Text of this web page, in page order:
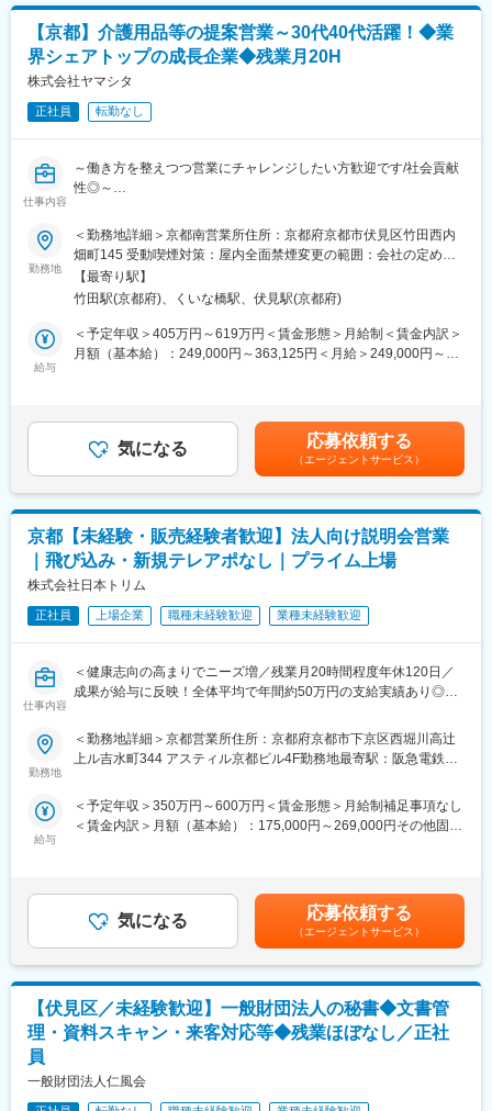
◎医療機関の中核業務を支える臨床検査情報システムの導入に携
わり、専門性の高いエキスパートとして成長することができま
す。
◎立ち上げフェーズにある新規事業の中核メンバーとして関われ
るため、役割や仕組みづくりにも主体的に参画できます。決めら
れた業務をこなすだけでなく、事業の成長を肌で感じられる環境
変更の範囲：会社の定める業務
・販売戦略立案、マーケット分析、展示会等の企画・立案・実行
（マーケティング担当の支援業務）
■組織について：
任せ致します。
・20～40代の社員4名が在籍、平均年齢は30代半ば
■当社について：
ユーロフィン分析科学研究所は、研究から生産までのあらゆる医
ンを提供しています。三極の GMP 規制要件に適合する品質シス
テムのもと、低分子医薬品ならびにバイオ医薬品に対する試験法
開発、バリデーション、各種品質試験、安定性試験などの受託サ
ービスを30 年にわたり手がけてきました。
は、お客様からの信頼のもと、保管、品質確認、生産工場への提
供など、総合的に管理するサービスを提供し続けています。
【京都】介護用品等の提案営業～30代40代活躍！◆業
界シェアトップの成長企業◆残業月20H
株式会社ヤマシタ
正社員 転勤なし
仕事内容
～働き方を整えつつ営業にチャレンジしたい方歓迎です/社会貢献
性◎～
介護用品等の提供を行うケアマネージャーに対する提案をお任せ
します。
ケアマネジャーや実際に介護用品を使用する個人のお客様との信
頼関係を構築していただき、顧客も気づいていないニーズを発掘
していただきます。
生成AIを活用した営業活動で業務を効率化。更には、ケア→予防
にシフトした提案などの競合にはない取り組みを実施していま
す。
月次での訪問計画を策定して1日3件の商談を実施。
具体的には…
・利用者様宅へ訪問し利用状況の確認、ケアマネへ状況や変更点
・商品勉強会等で接点を確保した新規顧客の開拓
■就業環境：
営業組織は平均残業時間が20時間となっています。また休日は携
めメリハリをつけながら働くことができる環境です。
■フォロー体制
■評価制度
各グレードごとにスキル項目を設定し売上目標の達成率だけでは
機会が年4回あるため、頑張りや実績で早期にマネジメントへも挑
戦できる環境となっています。
未経験から2年でリーダー、9年で複数営業所を統括するブロック
長など、営業としてのスキルアップだけでなく、マネジメントへ
績も多数あり。
・生成AIを活用し業務効率化を実現！チーム制営業で働きやす
く、且つ質の高いサービスを提供
能
・社会貢献性の高い介護業界にてトップ級シェア！売上も右肩上
がり。2030年に業界No.1になることを目指して全国で増員募集
変更の範囲：会社の定める業務
勤務地
＜勤務地詳細＞京都南営業所住所：京都府京都市伏見区竹田西内
畑町145 受動喫煙対策：屋内全面禁煙変更の範囲：会社の定める
事業所
【最寄り駅】
竹田駅(京都府)、くいな橋駅、伏見駅(京都府)
給与
＜予定年収＞405万円～619万円＜賃金形態＞月給制＜賃金内訳＞
月額（基本給）：249,000円～363,125円＜月給＞249,000円～
収・営業リーダー：入社3年目625万（月給36万＋賞与＋諸手
当）・所長：入社5年目760万（月給44万＋賞与＋諸手当）賃金は
あくまでも目安の金額であり、選考を通じて上下する可能性があ
ります。月給(月額)は固定手当を含めた表記です。
気になる 応募依頼する
（エージェントサービス）
京都【未経験・販売経験者歓迎】法人向け説明会営業
｜飛び込み・新規テレアポなし｜プライム上場
株式会社日本トリム
正社員 上場企業 職種未経験歓迎 業種未経験歓迎
仕事内容
＜健康志向の高まりでニーズ増／残業月20時間程度年休120日／
成果が給与に反映！全体平均で年間約50万円の支給実績あり◎＞
【仕事の内容】
当社は、東証プライム上場の電解水素水整水器メーカーです。
今回募集するのは、法人企業の従業員様向けに製品説明会・体験
新規飛び込みや無作為なテレアポではなく、代理店からの紹介先
やお問い合わせのあった法人様が中心です。
入アップを目指せる環境です。
【求人ポイント◎】
■未経験の方も歓迎です。異業種・営業未経験から入社された方も
多数活躍中です。※入社直後からトレーナーが1名つきます。商品
説明のトーク練習や営業同行を行います。
■成績等に応じて若くしてのキャリアアップが可能です。(30代で
の支店長登用実績多数あり)
す。
全体平均で年間約50万円の支給実績があり、成果に応じてさらに
勤務地
＜勤務地詳細＞京都営業所住所：京都府京都市下京区西堀川高辻
上ル吉水町344 アスティル京都ビル4F勤務地最寄駅：阪急電鉄阪
可能場所あり））変更の範囲：会社の定める事業所
給与
＜予定年収＞350万円～600万円＜賃金形態＞月給制補足事項なし
＜賃金内訳＞月額（基本給）：175,000円～269,000円その他固定
＞有＜残業手当＞有＜給与補足＞■固定給に加え、販売実績に応じ
たインセンティブ制度があります。■昇給年１回■賞与：年2回（7
月・12月）基本給の3ヶ月分程度を想定賃金はあくまでも目安の
金額であり、選考を通じて上下する可能性があります。月給(月額)
は固定手当を含めた表記です。
気になる 応募依頼する
（エージェントサービス）
【伏見区／未経験歓迎】一般財団法人の秘書◆文書管
理・資料スキャン・来客対応等◆残業ほぼなし／正社
員
一般財団法人仁風会